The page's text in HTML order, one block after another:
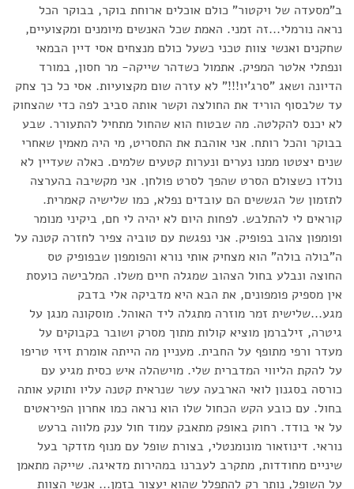
ב"מסעדה של ויקטור" כולם אוכלים ארוחת בוקר, בבוקר הכל
נראה נורמלי...זה זמני. האמת שכל האנשים מיומנים ומקצועיים,
שחקנים ואנשי צוות טכני כשעל כולם מנצחים אסי דיין הבמאי
ונפתלי אלטר המפיק. אתמול כשדהר שייקה- מר חסון, במורד
הדיונה ושאג "סרג'יו!!!" לא עזרה שום מקצועיות. אסי כל כך צחק
עד שלבסוף הוריד את החולצה וקשר אותה סביב לפה כדי שהצחוק
לא יכנס להקלטה. מה שבטוח הוא שהחול מתחיל להתעורר. שבע
בבוקר והכל רותח. אני אוהבת את התסריט, מי היה מאמין שאחרי
שנים יצטטו ממנו נערים ונערות קטעים שלמים. כאלה שעדיין לא
נולדו כשצולם הסרט שהפך לסרט פולחן. אני מקשיבה בהערצה
לתזמון של הגששים הם עובדים נפלא, כמו שלישיה קאמרית.
קוראים לי להתלבש. לפחות היום לא יהיה לי חם, ביקיני מנומר
ופומפון צהוב בפופיק. אני נפגשת עם טוביה צפיר לחזרה קטנה על
ה"בולה בולה" הוא מצחיק אותי נורא והפומפון שבפופיק טס
החוצה ונבלע בחול הצהוב שמגלה חיים משלו. המלבישה כועסת
אין מספיק פומפונים, את הבא היא מדביקה אלי בדבק
מגע...שלישית זמר מוזרה מתגלה ליד האוהל. מוסקונה מנגן על
גיטרה, זילברמן מוציא קולות מתוך מסרק ושובר בקבוקים על
מעדר ורפי מתופף על החבית. מעניין מה הייתה אומרת זיזי טריפו
על להקת הליווי המדברית שלי. מוישהלה איש כסית מגיע עם
כורסה בסגנון לואי הארבעה עשר שנראית קטנה עליו ותוקע אותה
בחול. עם כובע הקש הכחול שלו הוא נראה כמו אחרון הפיראטים
על אי בודד. רחוק באופק מתאבק עמוד חול ענק מלווה ברעש
נוראי. דינוזאור מונומנטלי, בצורת שופל עם מנוף מזדקר בעל
שיניים מחודדות, מתקרב לעברנו במהירות מדאיגה. שייקה מתאמן
על השופל, נותר רק להתפלל שהוא יעצור בזמן... אנשי הצוות